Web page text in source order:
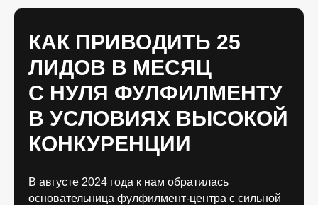
КАК ПРИВОДИТЬ 25
ЛИДОВ В МЕСЯЦ
С НУЛЯ ФУЛФИЛМЕНТУ
В УСЛОВИЯХ ВЫСОКОЙ
КОНКУРЕНЦИИ
В августе 2024 года к нам обратилась
основательница фулфилмент-центра с сильной